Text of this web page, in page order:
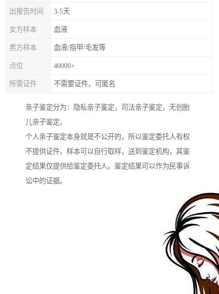
出报告时间 3-5天
女方样本 血液
男方样本 血液/指甲/毛发等
点位 40000+
所需证件 不需要证件，可匿名
亲子鉴定分为：隐私亲子鉴定，司法亲子鉴定，无创胎
儿亲子鉴定。
个人亲子鉴定本身就是不公开的，所以鉴定委托人有权
不提供证件。样本可以自行取样，送到鉴定机构，其鉴
定结果仅提供给鉴定委托人。鉴定结果可以作为民事诉
讼中的证据。